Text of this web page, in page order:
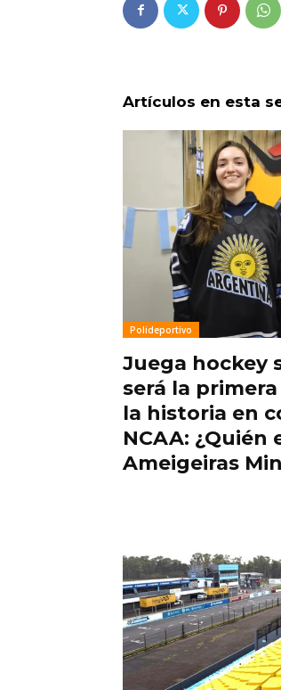
Artículos en esta
Polideportivo
Juega hockey
será la
la historia en
NCAA: ¿Quién
Ameigeiras